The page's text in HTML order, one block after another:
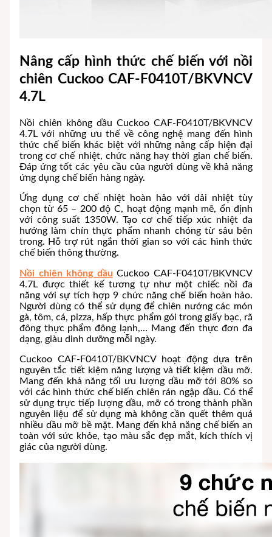
Nâng cấp hình thức chế biến với nồi
chiên Cuckoo CAF-F0410T/BKVNCV
4.7L
Nồi chiên không dầu Cuckoo CAF-F0410T/BKVNCV
4.7L với những ưu thế về công nghệ mang đến hình
thức chế biến khác biệt với những nâng cấp hiện đại
trong cơ chế nhiệt, chức năng hay thời gian chế biến.
Đáp ứng tốt các yêu cầu của người dùng về khả năng
ứng dụng chế biến hàng ngày.
Ứng dụng cơ chế nhiệt hoàn hảo với dải nhiệt tùy
chọn từ 65 – 200 độ C, hoạt động mạnh mẽ, ổn định
với công suất 1350W. Tạo cơ chế tiếp xúc nhiệt đa
hướng làm chín thực phẩm nhanh chóng từ sâu bên
trong. Hỗ trợ rút ngắn thời gian so với các hình thức
chế biến thông thường.
Nồi chiên không dầu Cuckoo CAF-F0410T/BKVNCV
4.7L được thiết kế tương tự như một chiếc nồi đa
năng với sự tích hợp 9 chức năng chế biến hoàn hảo.
Người dùng có thể sử dụng để chiên nướng các món
gà, tôm, cá, pizza, hấp thực phẩm gói trong giấy bạc, rã
đông thực phẩm đông lạnh,… Mang đến thực đơn đa
dạng, giàu dinh dưỡng mỗi ngày.
Cuckoo CAF-F0410T/BKVNCV hoạt động dựa trên
nguyên tắc tiết kiệm năng lượng và tiết kiệm dầu mỡ.
Mang đến khả năng tối ưu lượng dầu mỡ tới 80% so
với các hình thức chế biến chiên rán ngập dầu. Có thể
sử dụng trực tiếp lượng dầu, mỡ có trong thành phần
nguyên liệu để sử dụng mà không cần quết thêm quá
nhiều dầu mỡ bề mặt. Mang đến khả năng chế biến an
toàn với sức khỏe, tạo màu sắc đẹp mắt, kích thích vị
giác của người dùng.